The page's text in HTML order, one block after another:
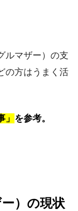
ルマザー）の支
の方はうまく活
を参考。
）の現状